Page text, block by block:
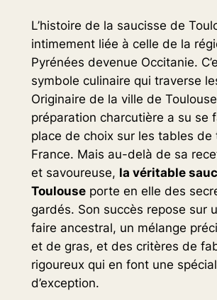
L’histoire de la saucisse de
intimement liée à celle de la
Pyrénées devenue Occitanie.
symbole culinaire qui traverse
Originaire de la ville de
préparation charcutière a su se
place de choix sur les tables de
France. Mais au-delà de sa
et savoureuse, la véritable
Toulouseporte en elle des
gardés. Son succès repose sur
faire ancestral, un mélange
et de gras, et des critères de
rigoureux qui en font une
d’exception.